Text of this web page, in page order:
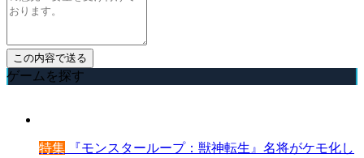
ゲームを探す
特集 『モンスターループ：獣神転生』名将がケモ化し